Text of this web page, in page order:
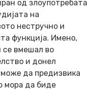
од злоупотребата
на
нестручно и
функција. Имено,
се вмешал во
и донел
да предизвика
мора да биде